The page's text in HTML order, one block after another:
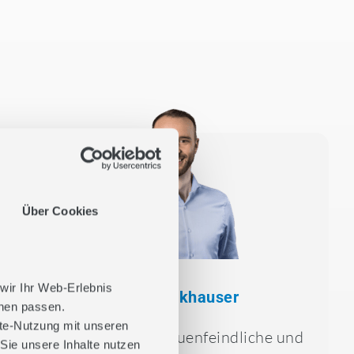
Über Cookies
Ihr Web-Erlebnis
passen.
Nutzung mit unseren
unsere Inhalte nutzen
Dario Fankhauser
Antisemitische, frauenfeindliche und